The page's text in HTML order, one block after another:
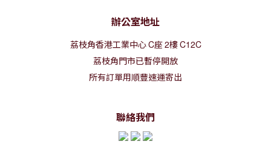
辦公室地址
荔枝角香港工業中心C座2樓C12C
荔枝角門市已暫停開放
所有訂單用順豐速運寄出
聯絡我們